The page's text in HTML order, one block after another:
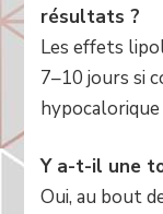
résultats ?
Les effets
7–10 jours si
Y a-t-il une
Oui, au bout